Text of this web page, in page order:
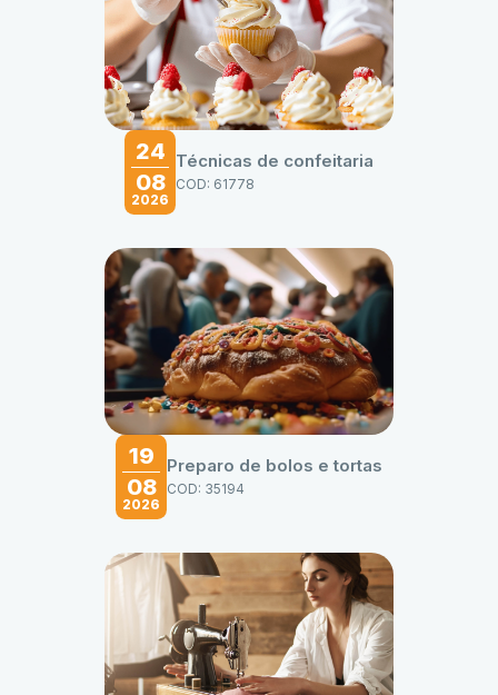
24
08
2026
Técnicas de confeitaria
COD: 61778
19
08
2026
Preparo de bolos e tortas
COD: 35194